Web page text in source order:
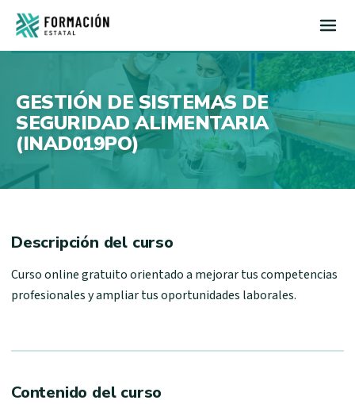
GESTIÓN DE SISTEMAS DE
SEGURIDAD ALIMENTARIA
(INAD019PO)
Descripción del curso
Curso online gratuito orientado a mejorar tus competencias
profesionales y ampliar tus oportunidades laborales.
Contenido del curso